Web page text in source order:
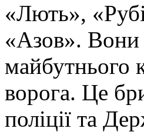
«Лють»,
«Азов». Вони
майбутнього
ворога. Це
поліції та